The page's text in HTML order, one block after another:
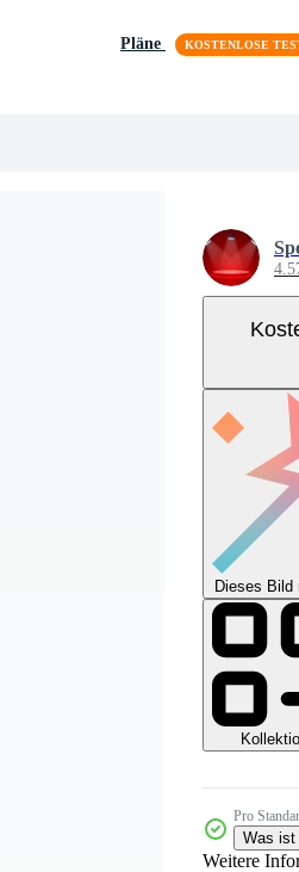
Pläne
Dieses Bild
Pro
Was ist
Weitere